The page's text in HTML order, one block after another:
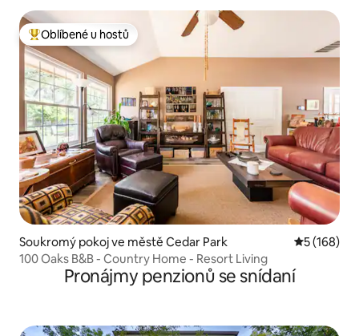
Nejlepší v kategorii Oblíbené u hostů
Oblíbené u hostů
Soukromý pokoj ve městě Cedar Park Průměrné
5 (168)
100 Oaks B&B - Country Home - Resort Living
Pronájmy penzionů se snídaní